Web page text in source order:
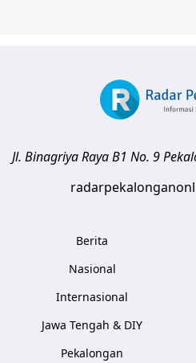
Jl. Binagriya Raya B1 No. 9
Berita
Nasional
Internasional
Jawa Tengah & DIY
Pekalongan